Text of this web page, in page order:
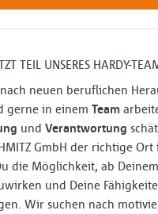
TEIL UNSERES HARDY-
neuen beruflichen
gerne in einem Team
und Verantwortung
GmbH der richtige
die Möglichkeit, ab
und Deine
Wir suchen nach